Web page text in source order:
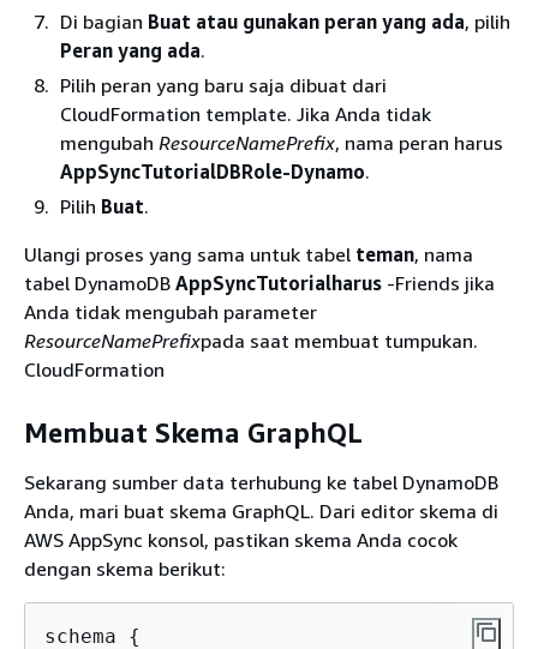
Di bagian Buat atau gunakan peran yang ada, pilih
Peran yang ada.
Pilih peran yang baru saja dibuat dari
CloudFormation template. Jika Anda tidak
mengubah ResourceNamePrefix, nama peran harus
AppSyncTutorialDBRole-Dynamo.
Pilih Buat.
Ulangi proses yang sama untuk tabel teman, nama
tabel DynamoDB AppSyncTutorialharus -Friends jika
Anda tidak mengubah parameter
ResourceNamePrefixpada saat membuat tumpukan.
CloudFormation
Membuat Skema GraphQL
Sekarang sumber data terhubung ke tabel DynamoDB
Anda, mari buat skema GraphQL. Dari editor skema di
AWS AppSync konsol, pastikan skema Anda cocok
dengan skema berikut:
schema {